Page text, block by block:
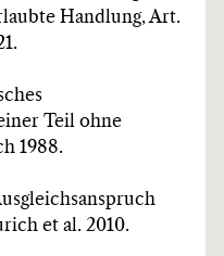
Handlung, Art.
Teil ohne
1988.
et al. 2010.